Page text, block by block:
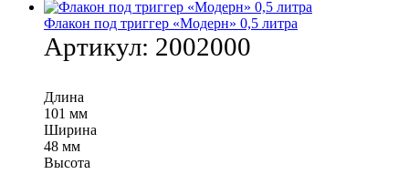
Флакон под триггер «Модерн» 0,5 литра
Артикул: 2002000
Длина
101 мм
Ширина
48 мм
Высота